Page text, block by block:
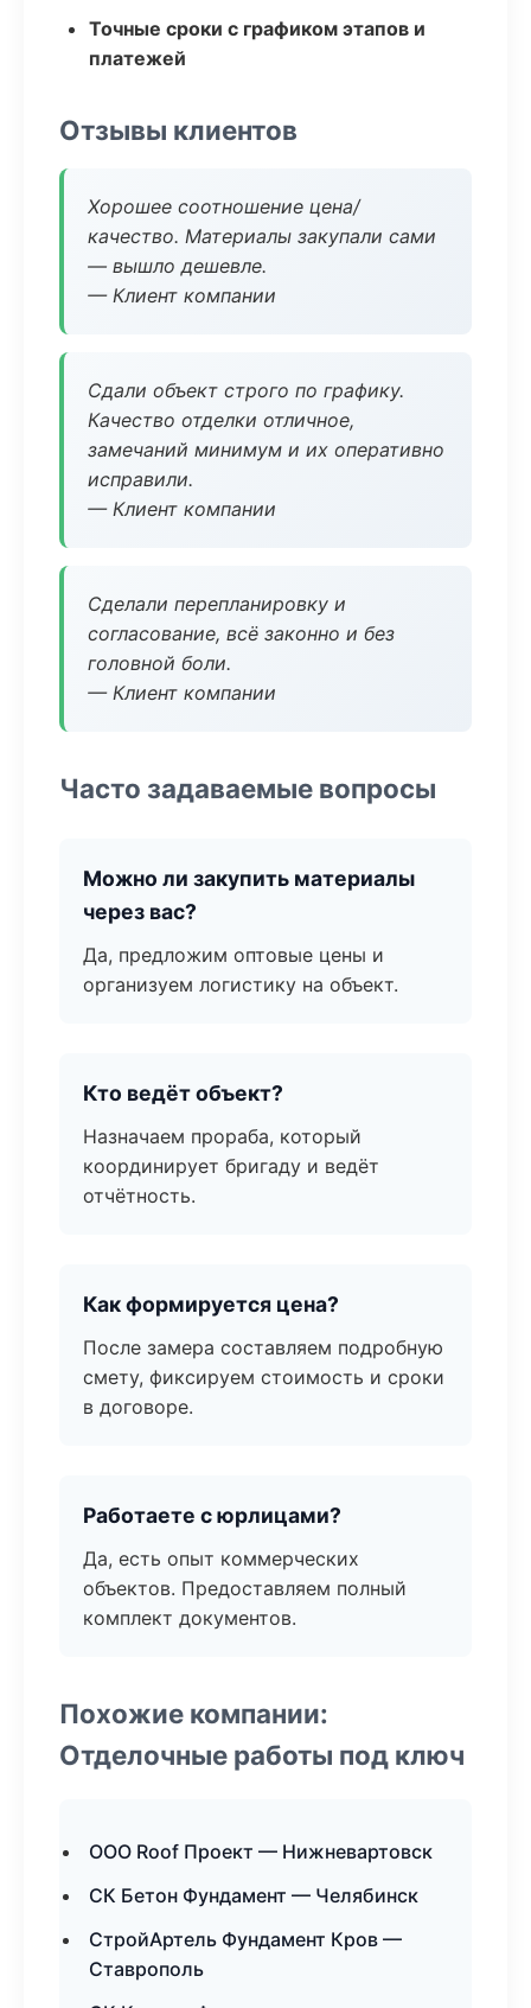
Точные сроки с графиком этапов и
платежей
Отзывы клиентов
Хорошее соотношение цена/
качество. Материалы закупали сами
— вышло дешевле.
— Клиент компании
Сдали объект строго по графику.
Качество отделки отличное,
замечаний минимум и их оперативно
исправили.
— Клиент компании
Сделали перепланировку и
согласование, всё законно и без
головной боли.
— Клиент компании
Часто задаваемые вопросы
Можно ли закупить материалы
через вас?
Да, предложим оптовые цены и
организуем логистику на объект.
Кто ведёт объект?
Назначаем прораба, который
координирует бригаду и ведёт
отчётность.
Как формируется цена?
После замера составляем подробную
смету, фиксируем стоимость и сроки
в договоре.
Работаете с юрлицами?
Да, есть опыт коммерческих
объектов. Предоставляем полный
комплект документов.
Похожие компании:
Отделочные работы под ключ
ООО Roof Проект — Нижневартовск
СК Бетон Фундамент — Челябинск
СтройАртель Фундамент Кров —
Ставрополь